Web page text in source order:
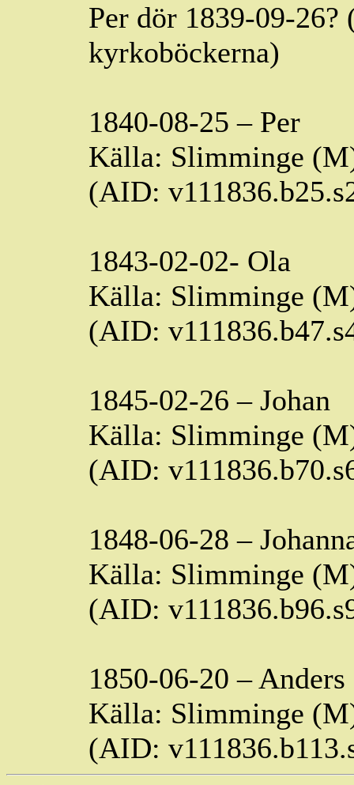
Per dör 1839-09-
kyrkoböckerna)
1840-08-25 – Per
Källa: Slimminge
(AID:
1843-02-02- Ola
Källa: Slimminge
(AID:
1845-02-26 – Johan
Källa: Slimminge
(AID:
1848-06-28 –
Källa: Slimminge
(AID:
1850-06-20 – Anders
Källa: Slimminge
(AID: